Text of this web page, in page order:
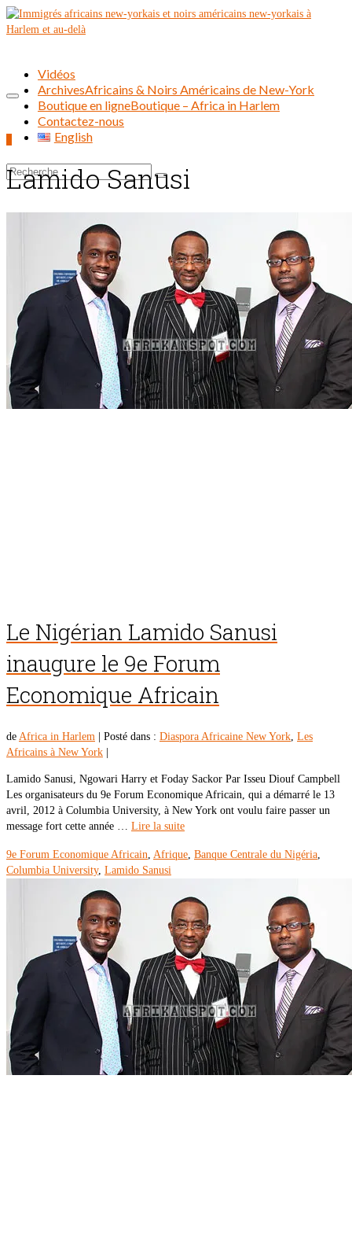
Rechercher :
Vidéos
ArchivesAfricains & Noirs Américains de New-York
Boutique en ligneBoutique – Africa in Harlem
Contactez-nous
English
Lamido Sanusi
Le Nigérian Lamido Sanusi
inaugure le 9e Forum
Economique Africain
de Africa in Harlem Posté dans : Diaspora Africaine New York Les
Africains à New York
Lamido Sanusi, Ngowari Harry et Foday Sackor Par Isseu Diouf Campbell
Les organisateurs du 9e Forum Economique Africain, qui a démarré le 13
avril, 2012 à Columbia University, à New York ont voulu faire passer un
message fort cette année … Lire la suite
9e Forum Economique Africain Afrique Banque Centrale du Nigéria
Columbia University, Lamido Sanusi